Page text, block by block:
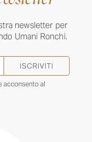
newsletter per
Umani Ronchi.
ISCRIVITI
acconsento al